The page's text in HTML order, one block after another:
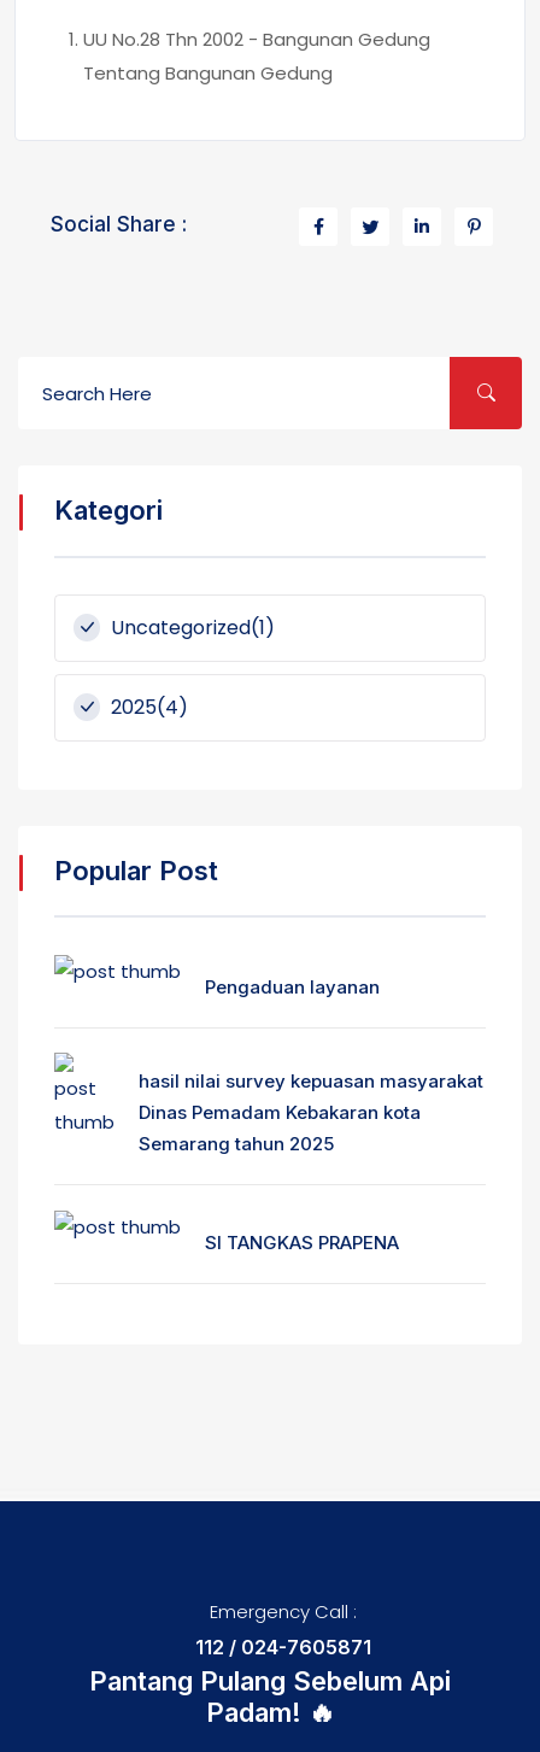
UU No.28 Thn 2002 - Bangunan Gedung
Tentang Bangunan Gedung
Social Share :
Kategori
Uncategorized(1)
2025(4)
Popular Post
Pengaduan layanan
hasil nilai survey kepuasan masyarakat
Dinas Pemadam Kebakaran kota
Semarang tahun 2025
SI TANGKAS PRAPENA
Emergency Call :
112 / 024-7605871
Pantang Pulang Sebelum Api
Padam! 🔥